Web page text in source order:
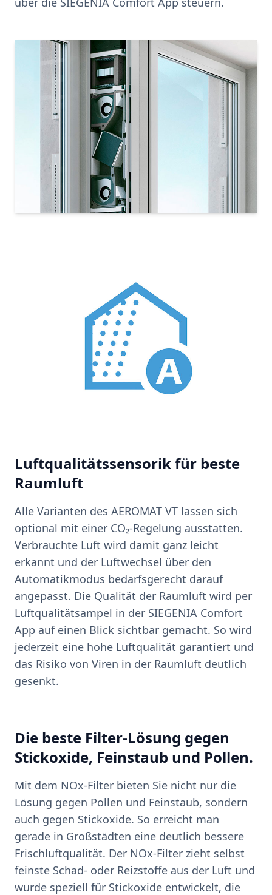
Luftqualitätssensorik für beste
Raumluft
Alle Varianten des AEROMAT VT lassen sich
optional mit einer CO₂-Regelung ausstatten.
Verbrauchte Luft wird damit ganz leicht
erkannt und der Luftwechsel über den
Automatikmodus bedarfsgerecht darauf
angepasst. Die Qualität der Raumluft wird per
Luftqualitätsampel in der SIEGENIA Comfort
App auf einen Blick sichtbar gemacht. So wird
jederzeit eine hohe Luftqualität garantiert und
das Risiko von Viren in der Raumluft deutlich
gesenkt.
Die beste Filter-Lösung gegen
Stickoxide, Feinstaub und Pollen.
Mit dem NOx-Filter bieten Sie nicht nur die
Lösung gegen Pollen und Feinstaub, sondern
auch gegen Stickoxide. So erreicht man
gerade in Großstädten eine deutlich bessere
Frischluftqualität. Der NOx-Filter zieht selbst
feinste Schad- oder Reizstoffe aus der Luft und
wurde speziell für Stickoxide entwickelt, die